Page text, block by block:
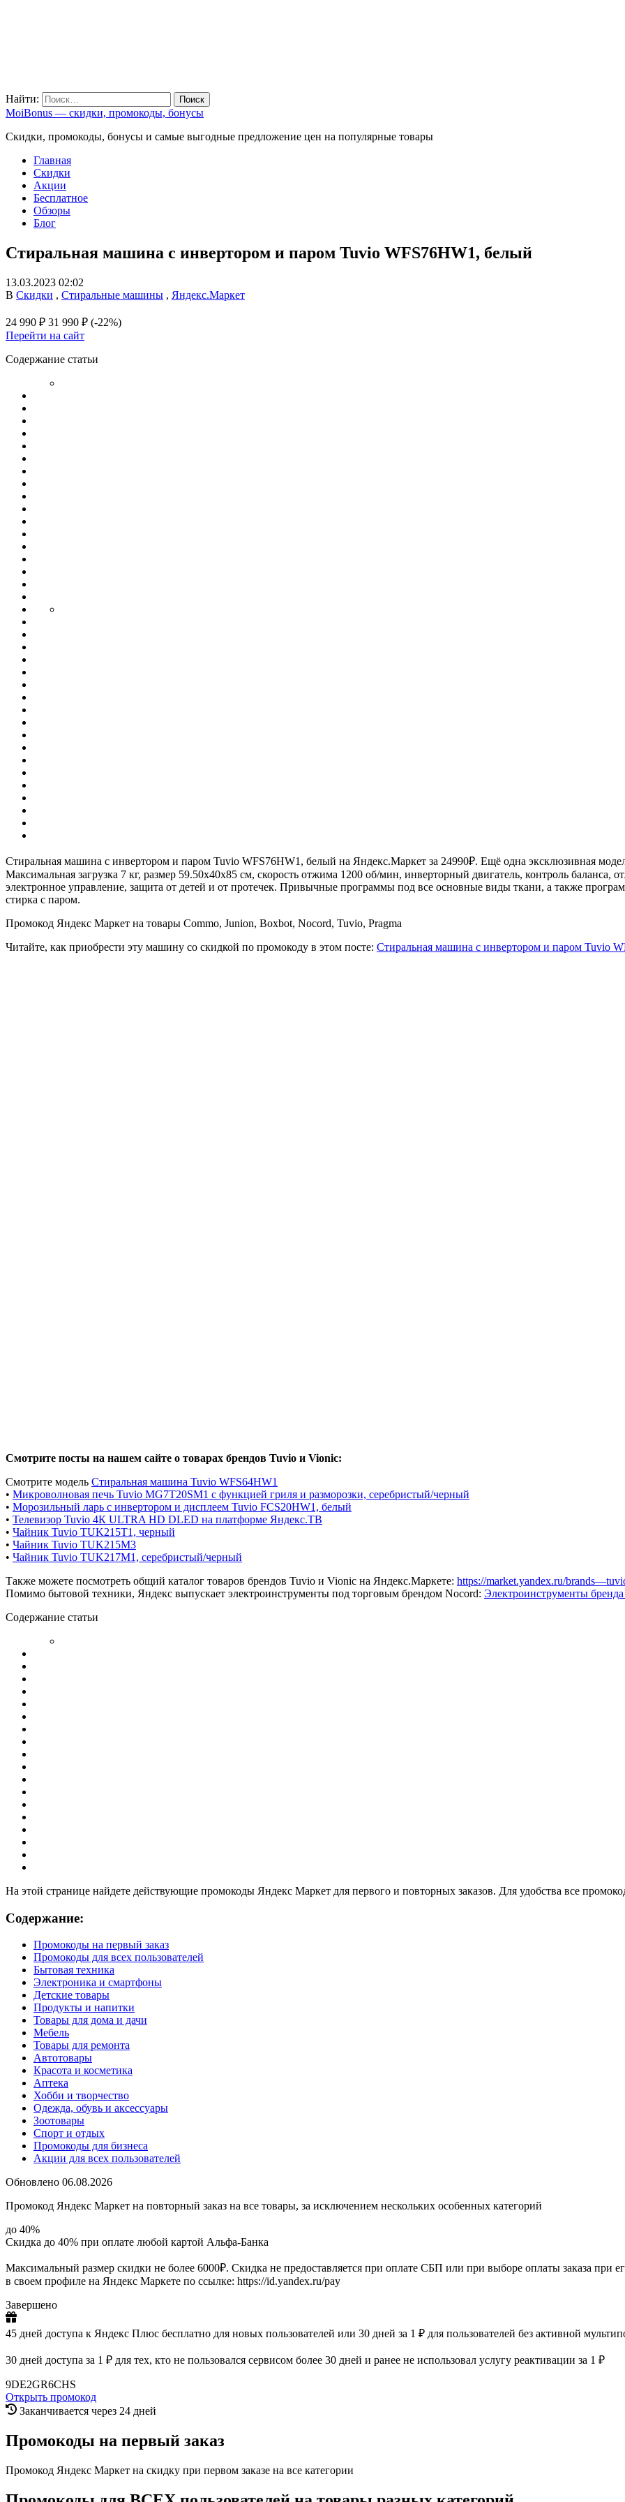
Найти:
MoiBonus — скидки, промокоды, бонусы
Скидки, промокоды, бонусы и самые выгодные предложение цен на популярные товары
Главная
Скидки
Акции
Бесплатное
Обзоры
Блог
Стиральная машина с инвертором и паром Tuvio WFS76HW1, белый
13.03.2023 02:02
В Скидки , Стиральные машины , Яндекс.Маркет
24 990 ₽ 31 990 ₽ (-22%)
Перейти на сайт
Содержание статьи
Стиральная машина с инвертором и паром Tuvio WFS76HW1, белый на Яндекс.Маркет за 24990₽. Ещё одна эксклюзивная
Максимальная загрузка 7 кг, размер 59.50х40х85 см, скорость отжима 1200 об/мин, инверторный двигатель, контроль баланса,
электронное управление, защита от детей и от протечек. Привычные программы под все основные виды ткани, а также
стирка с паром.
Промокод Яндекс Маркет на товары Commo, Junion, Boxbot, Nocord, Tuvio, Pragma
Читайте, как приобрести эту машину со скидкой по промокоду в этом посте: Стиральная машина с инвертором и паром Tuvio
Смотрите посты на нашем сайте о товарах брендов Tuvio и Vionic:
Смотрите модель Стиральная машина Tuvio WFS64HW1
• Микроволновая печь Tuvio MG7T20SM1 с функцией гриля и разморозки, серебристый/черный
• Морозильный ларь с инвертором и дисплеем Tuvio FCS20HW1, белый
• Телевизор Tuvio 4К ULTRA HD DLED на платформе Яндекс.ТВ
• Чайник Tuvio TUK215T1, черный
• Чайник Tuvio TUK215M3
• Чайник Tuvio TUK217M1, серебристый/черный
Также можете посмотреть общий каталог товаров брендов Tuvio и Vionic на Яндекс.Маркете: https://market.yandex.ru/
Помимо бытовой техники, Яндекс выпускает электроинструменты под торговым брендом Nocord: Электроинструменты
Содержание статьи
На этой странице найдете действующие промокоды Яндекс Маркет для первого и повторных заказов. Для удобства все
Содержание:
Промокоды на первый заказ
Промокоды для всех пользователей
Бытовая техника
Электроника и смартфоны
Детские товары
Продукты и напитки
Товары для дома и дачи
Мебель
Товары для ремонта
Автотовары
Красота и косметика
Аптека
Хобби и творчество
Одежда, обувь и аксессуары
Зоотовары
Спорт и отдых
Промокоды для бизнеса
Акции для всех пользователей
Обновлено 06.08.2026
Промокод Яндекс Маркет на повторный заказ на все товары, за исключением нескольких особенных категорий
до 40%
Скидка до 40% при оплате любой картой Альфа-Банка
Максимальный размер скидки не более 6000₽. Скидка не предоставляется при оплате СБП или при выборе оплаты заказа при
в своем профиле на Яндекс Маркете по ссылке: https://id.yandex.ru/pay
Завершено
45 дней доступа к Яндекс Плюс бесплатно для новых пользователей или 30 дней за 1 ₽ для пользователей без активной
30 дней доступа за 1 ₽ для тех, кто не пользовался сервисом более 30 дней и ранее не использовал услугу реактивации за 1 ₽
9DE2GR6CHS
Открыть промокод
Заканчивается через 24 дней
Промокоды на первый заказ
Промокод Яндекс Маркет на скидку при первом заказе на все категории